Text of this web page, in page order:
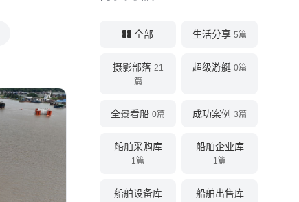
全部 生活分享 5篇
摄影部落 21
篇
超级游艇 0篇
全景看船 0篇 成功案例 3篇
船舶采购库
1篇
船舶企业库
1篇
船舶设备库 船舶出售库